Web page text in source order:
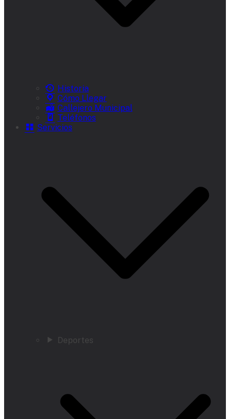
Historia
Cómo Llegar
Callejero Municipal
Teléfonos
Servicios
Deportes